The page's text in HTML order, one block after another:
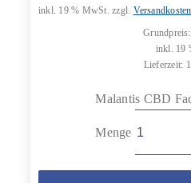
inkl. 19 % MwSt. zzgl. Versandkosten
Grundpreis:
inkl. 19
Lieferzeit:
Malantis CBD
Menge